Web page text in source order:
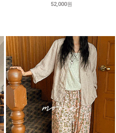
52,000원